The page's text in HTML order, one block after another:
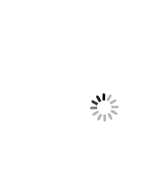
59,00 €.41,30 €.